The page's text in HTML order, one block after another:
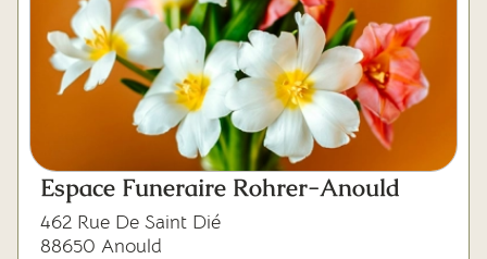
Espace Funeraire Rohrer-Anould
462 Rue De Saint Dié
88650 Anould